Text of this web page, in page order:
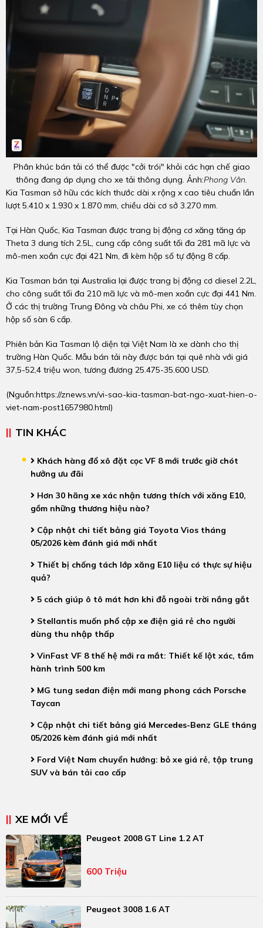
Phân khúc bán tải có thể được "cởi trói" khỏi các hạn chế giao
thông đang áp dụng cho xe tải thông dụng. Ảnh:Phong Vân.
Kia Tasman sở hữu các kích thước dài x rộng x cao tiêu chuẩn lần
lượt 5.410 x 1.930 x 1.870 mm, chiều dài cơ sở 3.270 mm.
Tại Hàn Quốc, Kia Tasman được trang bị động cơ xăng tăng áp
Theta 3 dung tích 2.5L, cung cấp công suất tối đa 281 mã lực và
mô-men xoắn cực đại 421 Nm, đi kèm hộp số tự động 8 cấp.
Kia Tasman bán tại Australia lại được trang bị động cơ diesel 2.2L,
cho công suất tối đa 210 mã lực và mô-men xoắn cực đại 441 Nm.
Ở các thị trường Trung Đông và châu Phi, xe có thêm tùy chọn
hộp số sàn 6 cấp.
Phiên bản Kia Tasman lộ diện tại Việt Nam là xe dành cho thị
trường Hàn Quốc. Mẫu bán tải này được bán tại quê nhà với giá
37,5-52,4 triệu won, tương đương 25.475-35.600 USD.
(Nguồn:https://znews.vn/vi-sao-kia-tasman-bat-ngo-xuat-hien-o-
viet-nam-post1657980.html)
TIN KHÁC
Khách hàng đổ xô đặt cọc VF 8 mới trước giờ chót
hưởng ưu đãi
Hơn 30 hãng xe xác nhận tương thích với xăng E10,
gồm những thương hiệu nào?
Cập nhật chi tiết bảng giá Toyota Vios tháng
05/2026 kèm đánh giá mới nhất
Thiết bị chống tách lớp xăng E10 liệu có thực sự hiệu
quả?
5 cách giúp ô tô mát hơn khi đỗ ngoài trời nắng gắt
Stellantis muốn phổ cập xe điện giá rẻ cho người
dùng thu nhập thấp
VinFast VF 8 thế hệ mới ra mắt: Thiết kế lột xác, tầm
hành trình 500 km
MG tung sedan điện mới mang phong cách Porsche
Taycan
Cập nhật chi tiết bảng giá Mercedes-Benz GLE tháng
05/2026 kèm đánh giá mới nhất
Ford Việt Nam chuyển hướng: bỏ xe giá rẻ, tập trung
SUV và bán tải cao cấp
XE MỚI VỀ
Peugeot 2008 GT Line 1.2 AT
600 Triệu
Peugeot 3008 1.6 AT